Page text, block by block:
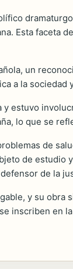
Esta
un
a la
estuvo
lo que se
de
de
de la
y su
inscriben